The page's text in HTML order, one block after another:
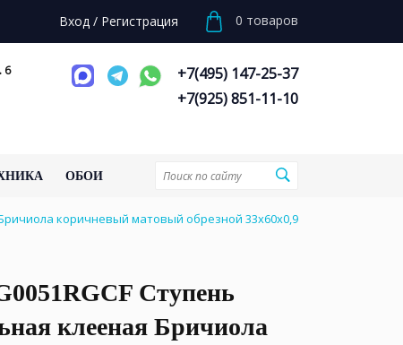
Вход / Регистрация 0 товаров
6
+7(495) 147-25-37
+7(925) 851-11-10
ОБОИ
коричневый матовый обрезной 33x60x0,9
Ступень
клееная Бричиола